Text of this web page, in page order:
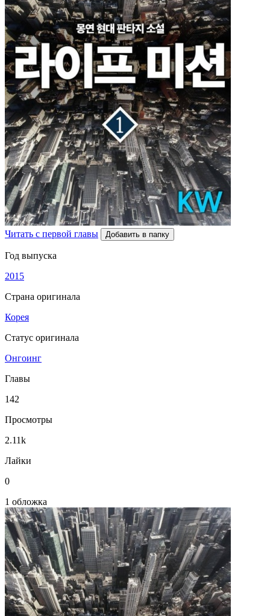
Читать с первой главы Добавить в папку
Год выпуска
2015
Страна оригинала
Корея
Статус оригинала
Онгоинг
Главы
142
Просмотры
2.11k
Лайки
0
1 обложка